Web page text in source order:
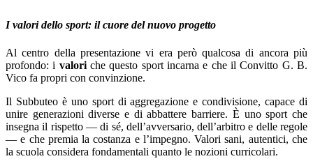
I valori dello sport: il cuore del nuovo progetto
Al centro della presentazione vi era però qualcosa di ancora più
profondo: i valoriche questo sport incarna e che il Convitto G. B.
Vico fa propri con convinzione.
Il Subbuteo è uno sport di aggregazione e condivisione, capace di
unire generazioni diverse e di abbattere barriere. È uno sport che
insegna il rispetto — di sé, dell’avversario, dell’arbitro e delle regole
— e che premia la costanza e l’impegno. Valori sani, autentici, che
la scuola considera fondamentali quanto le nozioni curricolari.